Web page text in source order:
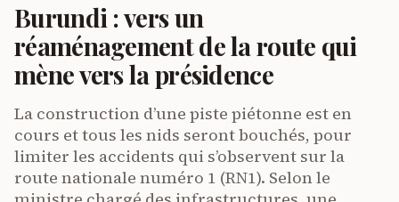
Burundi : vers un
réaménagement de la route qui
mène vers la présidence
La construction d’une piste piétonne est en
cours et tous les nids seront bouchés, pour
limiter les accidents qui s’observent sur la
route nationale numéro 1 (RN1). Selon le